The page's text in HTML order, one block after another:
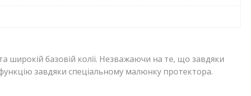
широкій базовій колії. Незважаючи на те, що завдяки
завдяки спеціальному малюнку протектора.